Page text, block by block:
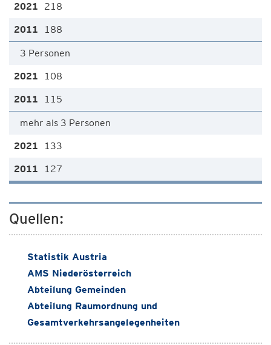
218
188
3 Personen
108
115
mehr als 3 Personen
133
127
Quellen:
Statistik Austria
AMS Niederösterreich
Abteilung Gemeinden
Abteilung Raumordnung und
Gesamtverkehrsangelegenheiten